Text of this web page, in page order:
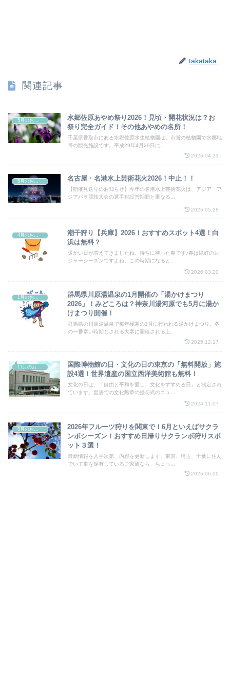
takataka
関連記事
水郷佐原あやめ祭り2026！見頃・開花状況は？お
祭り完全ガイド！その他あやめの名所！
千葉県香取市にある水郷佐原水生植物園は、市営の植物園で水郷地
帯の観光施設です。平成29年4月29日に...
2026.04.23
名古屋・名港水上芸術花火2026！中止！！
【開催見送りのお知らせ】今年の名港水上芸術花火は、アジア・ア
ジアパラ競技大会の選手村設営期間と重なる...
2026.05.28
4月のお祭り
潮干狩り【兵庫】2026！おすすめスポット4選！白
浜は無料？
暖かい日が増えてきましたね。待ちに待った春です♪春は絶好のレ
ジャーシーズンですよね。この時期になると...
2026.03.20
群馬県川原湯温泉の1月開催の「湯かけまつり
2026」！みどころは？神奈川湯河原でも5月に湯か
けまつり開催！
群馬県の川原湯温泉で毎年極寒の1月に行われる湯かけまつり。冬
の一番寒い時期とされる大寒に開催される上...
2025.12.17
11月のお祭り
国際博物館の日・文化の日の東京の「無料開放」施
設4選！世界遺産の国立西洋美術館も無料！
文化の日は、「自由と平和を愛し、文化をすすめる日」と制定され
ています。皇居での文化勲章の授与式のニュ...
2024.11.07
2026年フルーツ狩りを関東で！6月といえばサクラ
ンボシーズン！おすすめ日帰りサクランボ狩りスポ
ット３選！
最新情報を入手次第、内容を更新します。東京、埼玉、千葉に住ん
でいて車を保有しているご家族なら、ちょっ...
2026.06.09